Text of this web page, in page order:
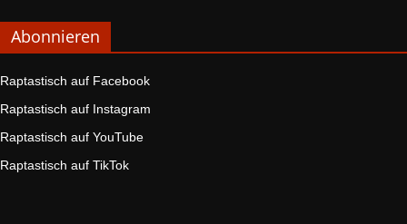
Abonnieren
Raptastisch auf Facebook
Raptastisch auf Instagram
Raptastisch auf YouTube
Raptastisch auf TikTok